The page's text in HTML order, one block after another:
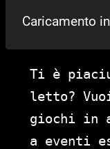
Caricamento
Ti è
letto?
giochi in
a eventi